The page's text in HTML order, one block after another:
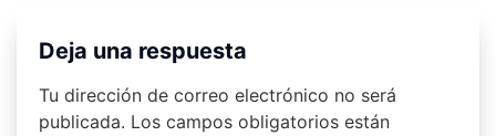
Deja una respuesta
Tu dirección de correo electrónico no será
publicada. Los campos obligatorios están